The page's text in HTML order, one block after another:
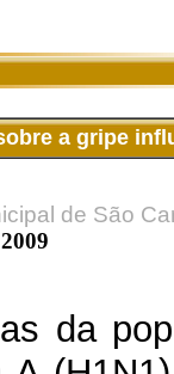
a gripe
de São
da